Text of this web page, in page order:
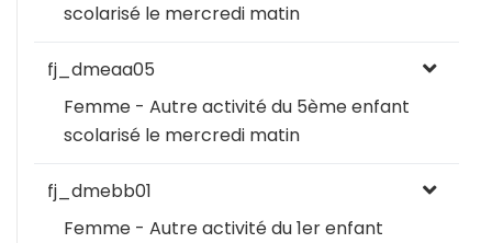
scolarisé le mercredi matin
fj_dmeaa05
Femme - Autre activité du 5ème enfant
scolarisé le mercredi matin
fj_dmebb01
Femme - Autre activité du 1er enfant